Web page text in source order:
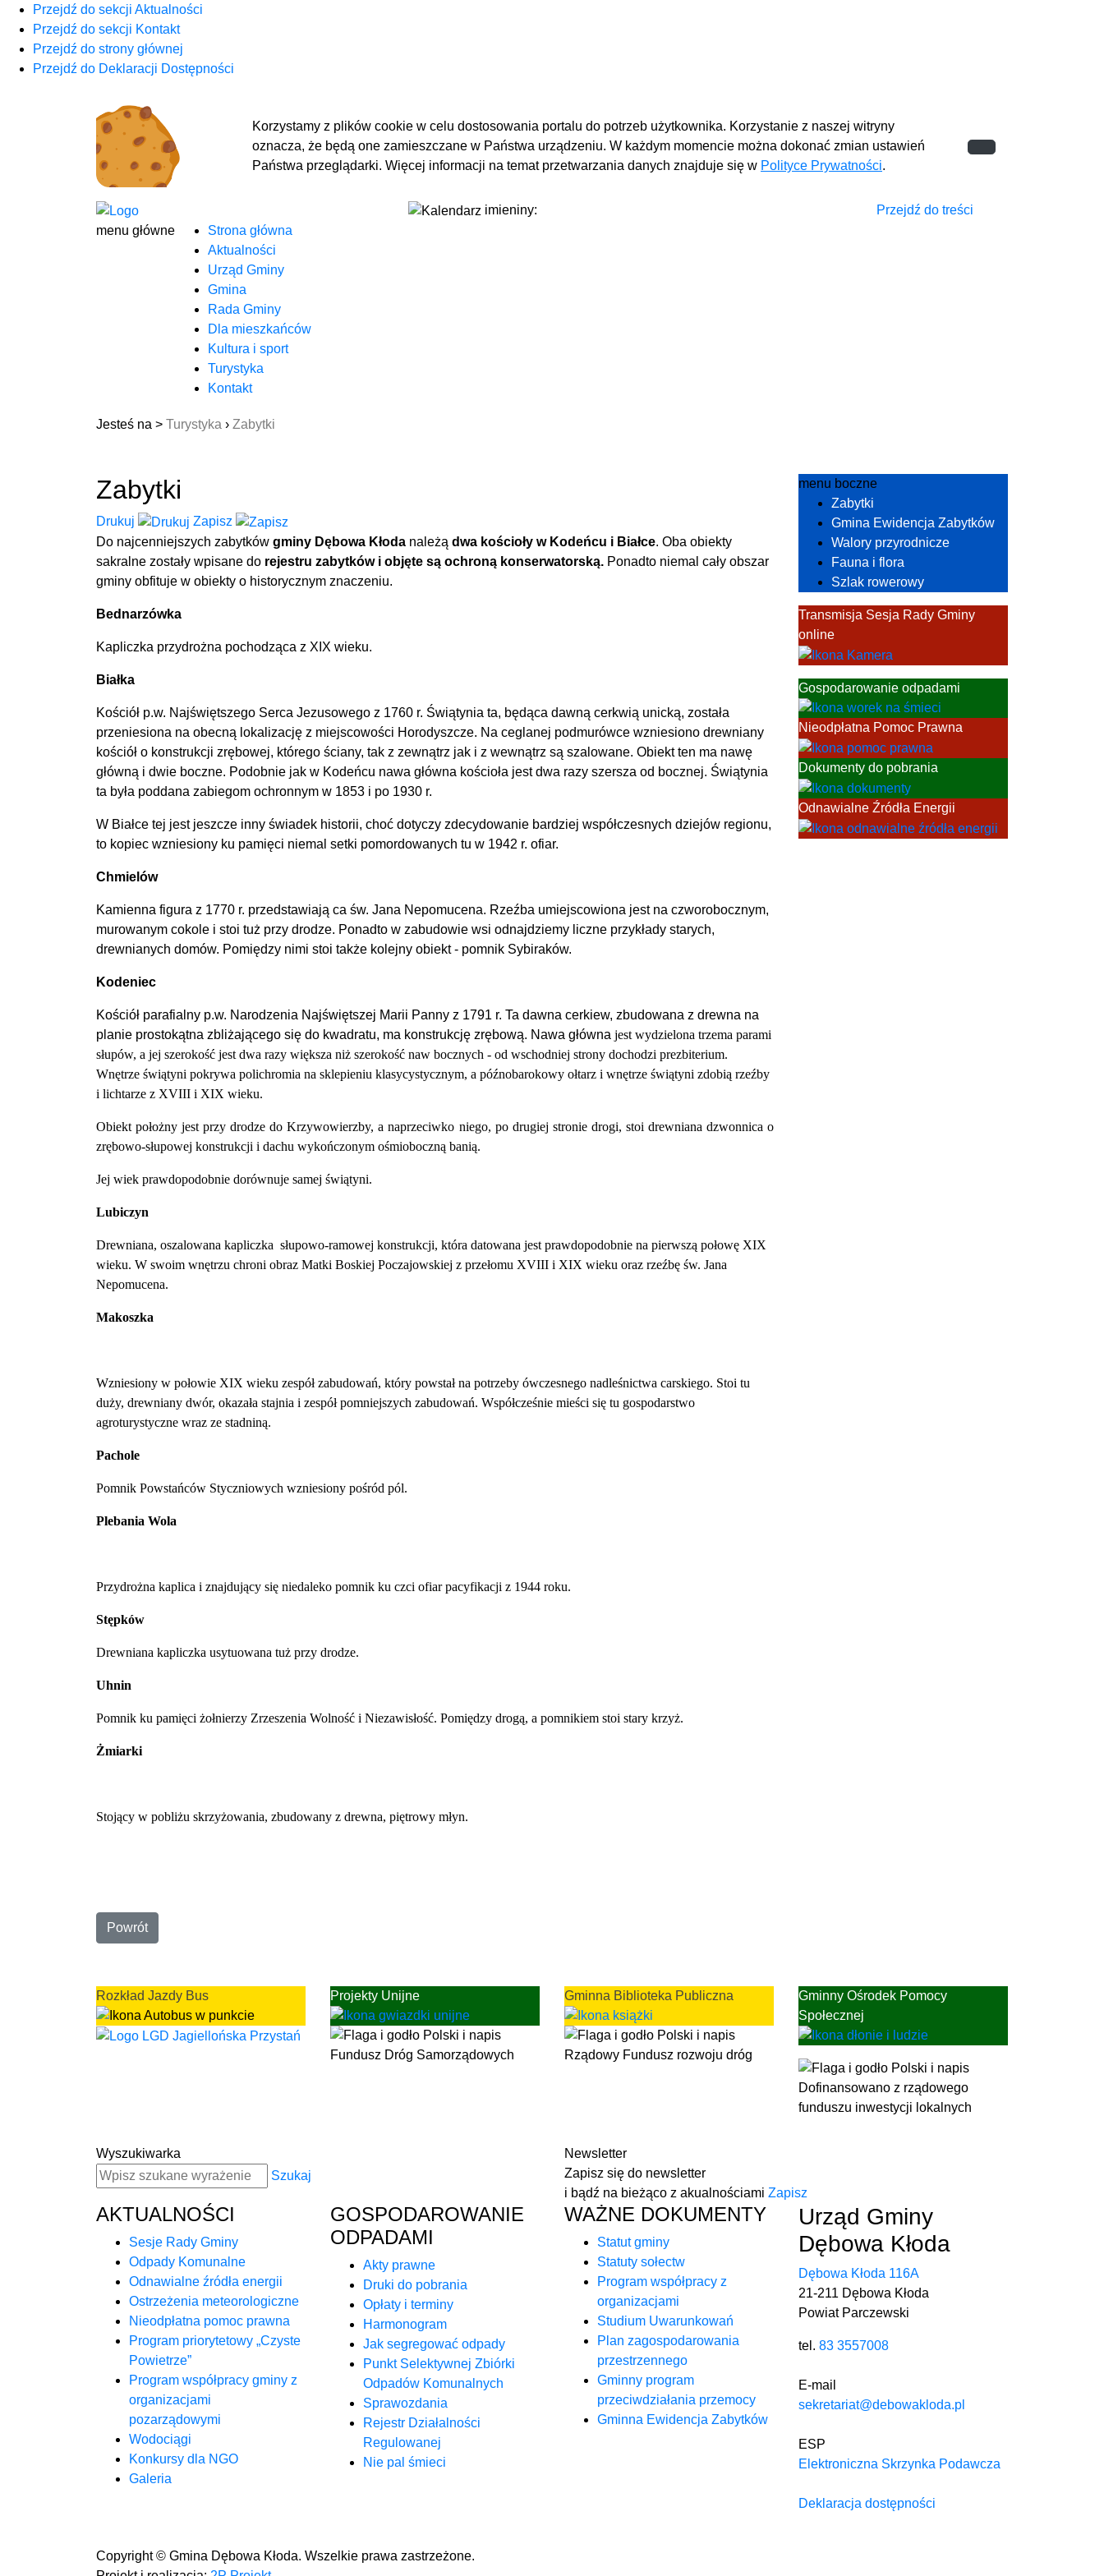
Przejdź do sekcji Aktualności
Przejdź do sekcji Kontakt
Przejdź do strony głównej
Przejdź do Deklaracji Dostępności
Korzystamy z plików cookie w celu dostosowania portalu do potrzeb użytkownika. Korzystanie z naszej witryny
oznacza, że będą one zamieszczane w Państwa urządzeniu. W każdym momencie można dokonać zmian ustawień
Państwa przeglądarki. Więcej informacji na temat przetwarzania danych znajduje się w Polityce Prywatności.
imieniny:
Przejdź do treści
menu główne
Strona główna
Aktualności
Urząd Gminy
Gmina
Rada Gminy
Dla mieszkańców
Kultura i sport
Turystyka
Kontakt
Jesteś na > Turystyka › Zabytki
Zabytki
Drukuj
Zapisz
Do najcenniejszych zabytków gminy Dębowa Kłoda należą dwa kościoły w Kodeńcu i Białce. Oba obiekty
sakralne zostały wpisane do rejestru zabytków i objęte są ochroną konserwatorską. Ponadto niemal cały obszar
gminy obfituje w obiekty o historycznym znaczeniu.
Bednarzówka
Kapliczka przydrożna pochodząca z XIX wieku.
Białka
Kościół p.w. Najświętszego Serca Jezusowego z 1760 r. Świątynia ta, będąca dawną cerkwią unicką, została
przeniesiona na obecną lokalizację z miejscowości Horodyszcze. Na ceglanej podmurówce wzniesiono drewniany
kościół o konstrukcji zrębowej, którego ściany, tak z zewnątrz jak i z wewnątrz są szalowane. Obiekt ten ma nawę
główną i dwie boczne. Podobnie jak w Kodeńcu nawa główna kościoła jest dwa razy szersza od bocznej. Świątynia
ta była poddana zabiegom ochronnym w 1853 i po 1930 r.
W Białce tej jest jeszcze inny świadek historii, choć dotyczy zdecydowanie bardziej współczesnych dziejów regionu,
to kopiec wzniesiony ku pamięci niemal setki pomordowanych tu w 1942 r. ofiar.
Chmielów
Kamienna figura z 1770 r. przedstawiają ca św. Jana Nepomucena. Rzeźba umiejscowiona jest na czworobocznym,
murowanym cokole i stoi tuż przy drodze. Ponadto w zabudowie wsi odnajdziemy liczne przykłady starych,
drewnianych domów. Pomiędzy nimi stoi także kolejny obiekt - pomnik Sybiraków.
Kodeniec
Kościół parafialny p.w. Narodzenia Najświętszej Marii Panny z 1791 r. Ta dawna cerkiew, zbudowana z drewna na
planie prostokątna zbliżającego się do kwadratu, ma konstrukcję zrębową. Nawa główna jest wydzielona trzema parami
słupów, a jej szerokość jest dwa razy większa niż szerokość naw bocznych - od wschodniej strony dochodzi prezbiterium.
Wnętrze świątyni pokrywa polichromia na sklepieniu klasycystycznym, a późnobarokowy ołtarz i wnętrze świątyni zdobią rzeźby
i lichtarze z XVIII i XIX wieku.
Obiekt położny jest przy drodze do Krzywowierzby, a naprzeciwko niego, po drugiej stronie drogi, stoi drewniana dzwonnica o
zrębowo-słupowej konstrukcji i dachu wykończonym ośmioboczną banią.
Jej wiek prawdopodobnie dorównuje samej świątyni.
Lubiczyn
Drewniana, oszalowana kapliczka słupowo-ramowej konstrukcji, która datowana jest prawdopodobnie na pierwszą połowę XIX
wieku. W swoim wnętrzu chroni obraz Matki Boskiej Poczajowskiej z przełomu XVIII i XIX wieku oraz rzeźbę św. Jana
Nepomucena.
Makoszka
Wzniesiony w połowie XIX wieku zespół zabudowań, który powstał na potrzeby ówczesnego nadleśnictwa carskiego. Stoi tu
duży, drewniany dwór, okazała stajnia i zespół pomniejszych zabudowań. Współcześnie mieści się tu gospodarstwo
agroturystyczne wraz ze stadniną.
Pachole
Pomnik Powstańców Styczniowych wzniesiony pośród pól.
Plebania Wola
Przydrożna kaplica i znajdujący się niedaleko pomnik ku czci ofiar pacyfikacji z 1944 roku.
Stępków
Drewniana kapliczka usytuowana tuż przy drodze.
Uhnin
Pomnik ku pamięci żołnierzy Zrzeszenia Wolność i Niezawisłość. Pomiędzy drogą, a pomnikiem stoi stary krzyż.
Żmiarki
Stojący w pobliżu skrzyżowania, zbudowany z drewna, piętrowy młyn.
Powrót
menu boczne
Zabytki
Gmina Ewidencja Zabytków
Walory przyrodnicze
Fauna i flora
Szlak rowerowy
Transmisja Sesja Rady Gminy
online
Gospodarowanie odpadami
Nieodpłatna Pomoc Prawna
Dokumenty do pobrania
Odnawialne Źródła Energii
Rozkład Jazdy Bus Projekty Unijne Gminna Biblioteka Publiczna
Gminny Ośrodek Pomocy
Społecznej
Wyszukiwarka
Szukaj
Newsletter
Zapisz się do newsletter
i bądź na bieżąco z akualnościami Zapisz
AKTUALNOŚCI
Sesje Rady Gminy
Odpady Komunalne
Odnawialne źródła energii
Ostrzeżenia meteorologiczne
Nieodpłatna pomoc prawna
Program priorytetowy „Czyste
Powietrze”
Program współpracy gminy z
organizacjami
pozarządowymi
Wodociągi
Konkursy dla NGO
Galeria
GOSPODAROWANIE
ODPADAMI
Akty prawne
Druki do pobrania
Opłaty i terminy
Harmonogram
Jak segregować odpady
Punkt Selektywnej Zbiórki
Odpadów Komunalnych
Sprawozdania
Rejestr Działalności
Regulowanej
Nie pal śmieci
WAŻNE DOKUMENTY
Statut gminy
Statuty sołectw
Program współpracy z
organizacjami
Studium Uwarunkowań
Plan zagospodarowania
przestrzennego
Gminny program
przeciwdziałania przemocy
Gminna Ewidencja Zabytków
Urząd Gminy
Dębowa Kłoda
Dębowa Kłoda 116A
21-211 Dębowa Kłoda
Powiat Parczewski
tel. 83 3557008
E-mail
sekretariat@debowakloda.pl
ESP
Elektroniczna Skrzynka Podawcza
Deklaracja dostępności
Copyright © Gmina Dębowa Kłoda. Wszelkie prawa zastrzeżone.